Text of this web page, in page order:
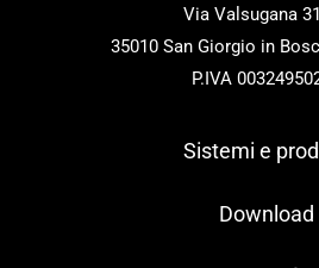
Via Valsugana
35010 San Giorgio in
P.IVA
Sistemi e
Download